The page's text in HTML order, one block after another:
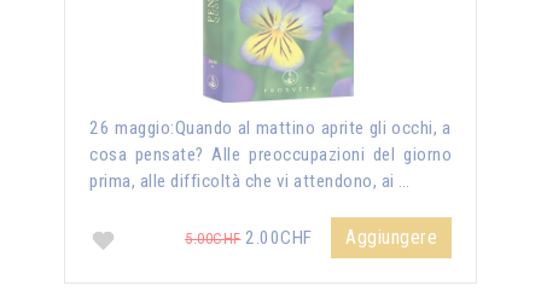
26 maggio:Quando al mattino aprite gli occhi, a
cosa pensate? Alle preoccupazioni del giorno
prima, alle difficoltà che vi attendono, ai …
5.00CHF2.00CHF Aggiungere